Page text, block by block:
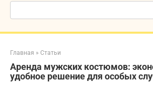
Поиск:
Главная » Статьи
Аренда мужских костюмов:
удобное решение для особых